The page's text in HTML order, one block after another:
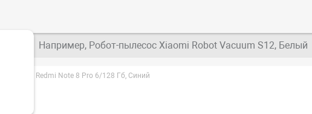
Например, Робот-пылесос Xiaomi Robot Vacuum S12, Белый
Xiaomi Redmi Note 8 Pro 6/128 Гб, Синий